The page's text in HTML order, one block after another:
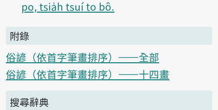
po, tsia̍h tsuí to bô.
附錄
俗諺（依首字筆畫排序）——全部
俗諺（依首字筆畫排序）——十四畫
搜尋辭典